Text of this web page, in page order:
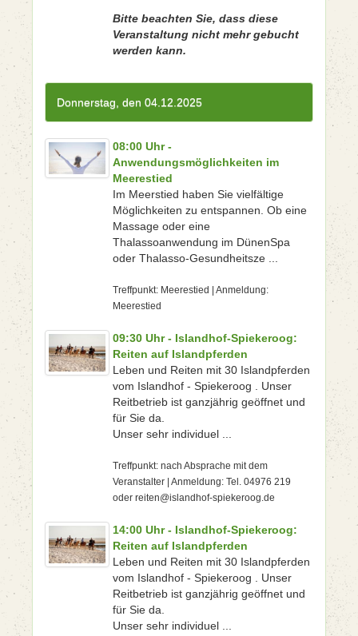
Bitte beachten Sie, dass diese
Veranstaltung nicht mehr gebucht
werden kann.
Donnerstag, den 04.12.2025
08:00 Uhr -
Anwendungsmöglichkeiten im
Meerestied
Im Meerstied haben Sie vielfältige
Möglichkeiten zu entspannen. Ob eine
Massage oder eine
Thalassoanwendung im DünenSpa
oder Thalasso-Gesundheitsze ...
Treffpunkt: Meerestied | Anmeldung:
Meerestied
09:30 Uhr - Islandhof-Spiekeroog:
Reiten auf Islandpferden
Leben und Reiten mit 30 Islandpferden
vom Islandhof - Spiekeroog . Unser
Reitbetrieb ist ganzjährig geöffnet und
für Sie da.
Unser sehr individuel ...
Treffpunkt: nach Absprache mit dem
Veranstalter | Anmeldung: Tel. 04976 219
oder reiten@islandhof-spiekeroog.de
14:00 Uhr - Islandhof-Spiekeroog:
Reiten auf Islandpferden
Leben und Reiten mit 30 Islandpferden
vom Islandhof - Spiekeroog . Unser
Reitbetrieb ist ganzjährig geöffnet und
für Sie da.
Unser sehr individuel ...